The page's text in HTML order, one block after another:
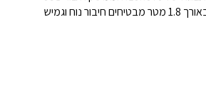
2.0 והכבל הניתק באורך 1.8 מטר מבטיחים חיבור נוח וגמיש